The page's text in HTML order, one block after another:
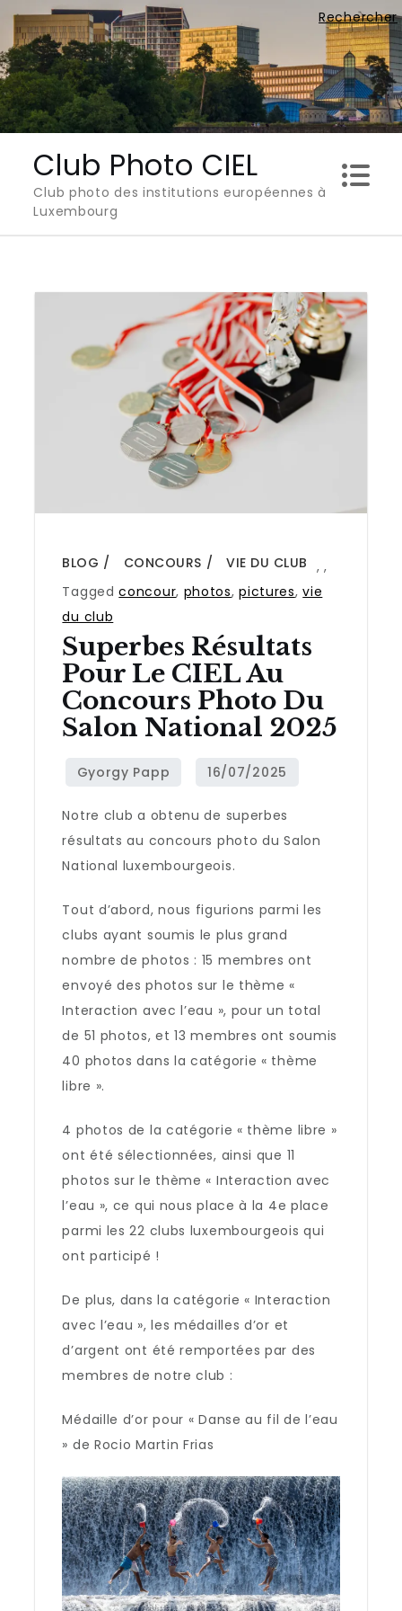
Rechercher
Skip
content
Club Photo CIEL
Club photo des institutions européennes à
Luxembourg
BLOG ,
CONCOURS ,
VIE DU CLUB
Taggedconcour, photos,pictures,vie
du club
Superbes Résultats
Pour Le CIEL Au
Concours Photo Du
Salon National 2025
Notre club a obtenu de superbes
résultats au concours photo du Salon
National luxembourgeois.
Tout d’abord, nous figurions parmi les
clubs ayant soumis le plus grand
nombre de photos : 15 membres ont
envoyé des photos sur le thème «
Interaction avec l’eau », pour un total
de 51 photos, et 13 membres ont soumis
40 photos dans la catégorie « thème
libre ».
4 photos de la catégorie « thème libre »
ont été sélectionnées, ainsi que 11
photos sur le thème « Interaction avec
l’eau », ce qui nous place à la 4e place
parmi les 22 clubs luxembourgeois qui
ont participé !
De plus, dans la catégorie « Interaction
avec l’eau », les médailles d’or et
d’argent ont été remportées par des
membres de notre club :
Médaille d’or pour « Danse au fil de l’eau
» de Rocio Martin Frias